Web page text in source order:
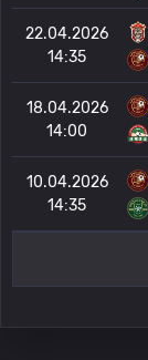
22.04.2026
14:35
18.04.2026
14:00
10.04.2026
14:35